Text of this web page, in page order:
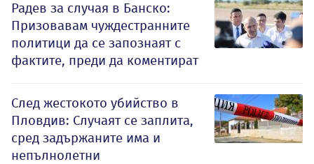
Радев за случая в Банско:
Призовавам чуждестранните
политици да се запознаят с
фактите, преди да коментират
След жестокото убийство в
Пловдив: Случаят се заплита,
сред задържаните има и
непълнолетни